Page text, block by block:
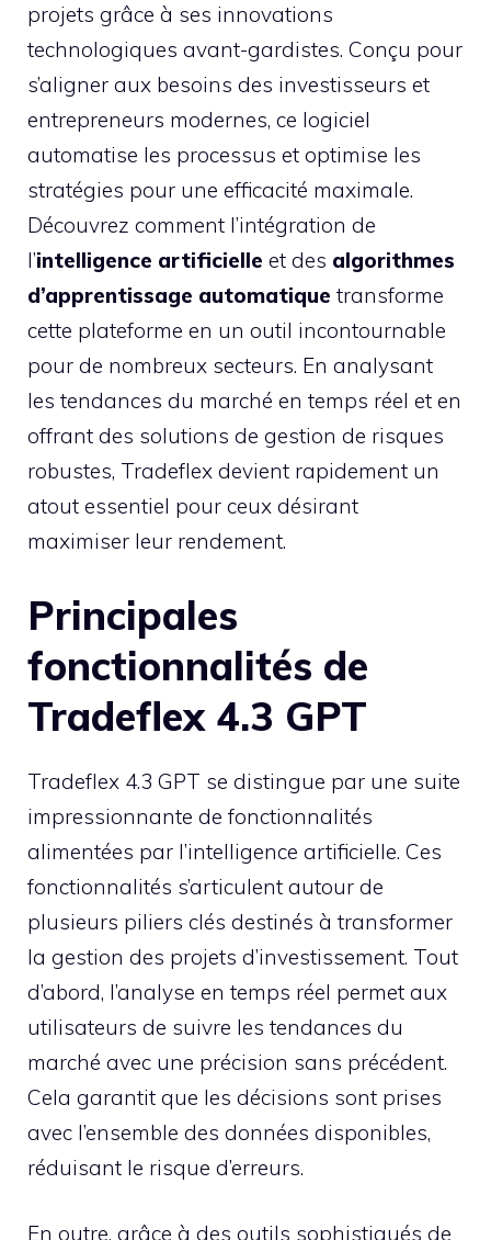
projets grâce à ses innovations
technologiques avant-gardistes. Conçu pour
s’aligner aux besoins des investisseurs et
entrepreneurs modernes, ce logiciel
automatise les processus et optimise les
stratégies pour une efficacité maximale.
Découvrez comment l’intégration de
l’intelligence artificielle et des algorithmes
d’apprentissage automatique transforme
cette plateforme en un outil incontournable
pour de nombreux secteurs. En analysant
les tendances du marché en temps réel et en
offrant des solutions de gestion de risques
robustes, Tradeflex devient rapidement un
atout essentiel pour ceux désirant
maximiser leur rendement.
Principales
fonctionnalités de
Tradeflex 4.3 GPT
Tradeflex 4.3 GPT se distingue par une suite
impressionnante de fonctionnalités
alimentées par l’intelligence artificielle. Ces
fonctionnalités s’articulent autour de
plusieurs piliers clés destinés à transformer
la gestion des projets d’investissement. Tout
d’abord, l’analyse en temps réel permet aux
utilisateurs de suivre les tendances du
marché avec une précision sans précédent.
Cela garantit que les décisions sont prises
avec l’ensemble des données disponibles,
réduisant le risque d’erreurs.
En outre, grâce à des outils sophistiqués de